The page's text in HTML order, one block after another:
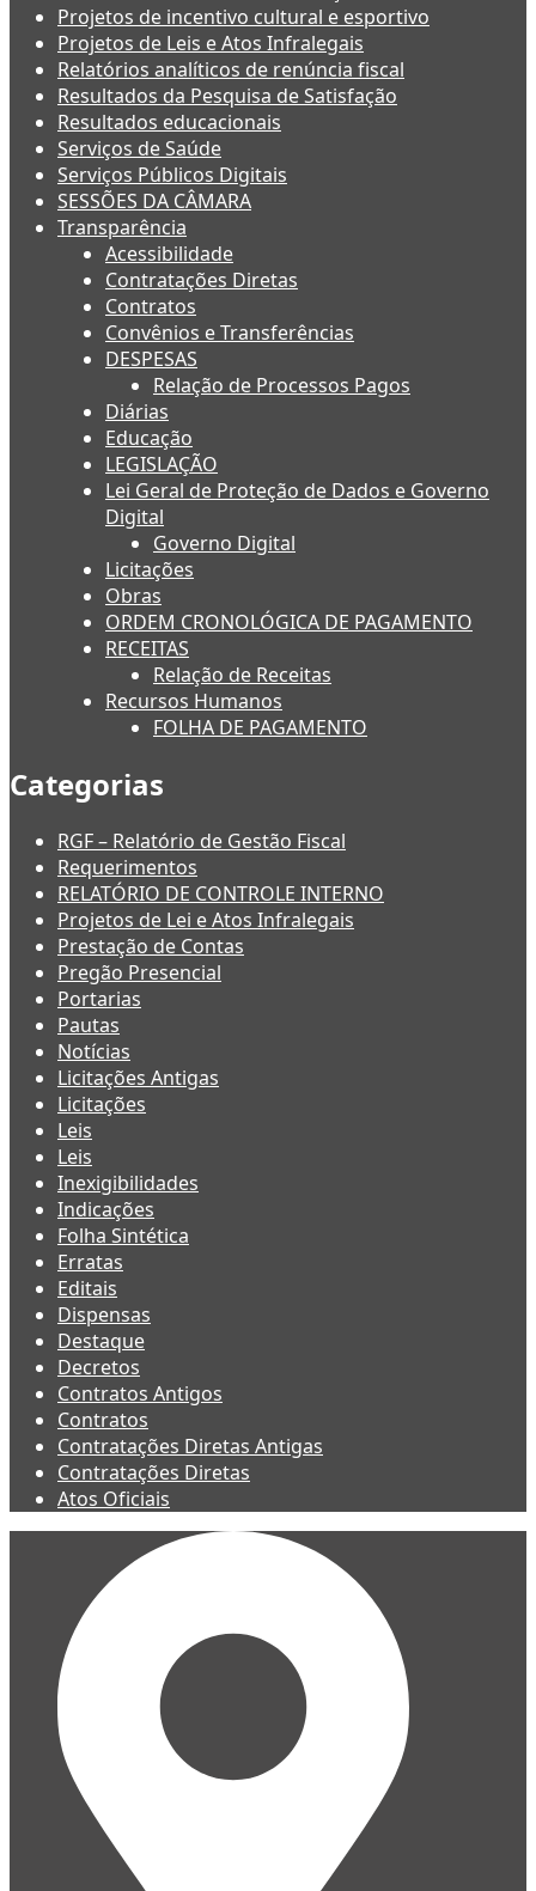
Projetos de incentivo cultural e esportivo
Projetos de Leis e Atos Infralegais
Relatórios analíticos de renúncia fiscal
Resultados da Pesquisa de Satisfação
Resultados educacionais
Serviços de Saúde
Serviços Públicos Digitais
SESSÕES DA CÂMARA
Transparência
Acessibilidade
Contratações Diretas
Contratos
Convênios e Transferências
DESPESAS
Relação de Processos Pagos
Diárias
Educação
LEGISLAÇÃO
Lei Geral de Proteção de Dados e Governo
Digital
Governo Digital
Licitações
Obras
ORDEM CRONOLÓGICA DE PAGAMENTO
RECEITAS
Relação de Receitas
Recursos Humanos
FOLHA DE PAGAMENTO
Categorias
RGF – Relatório de Gestão Fiscal
Requerimentos
RELATÓRIO DE CONTROLE INTERNO
Projetos de Lei e Atos Infralegais
Prestação de Contas
Pregão Presencial
Portarias
Pautas
Notícias
Licitações Antigas
Licitações
Leis
Leis
Inexigibilidades
Indicações
Folha Sintética
Erratas
Editais
Dispensas
Destaque
Decretos
Contratos Antigos
Contratos
Contratações Diretas Antigas
Contratações Diretas
Atos Oficiais